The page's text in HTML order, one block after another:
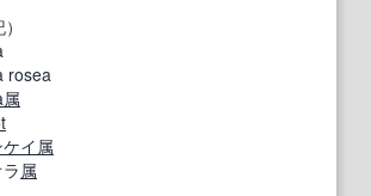
rosea
イ属
属